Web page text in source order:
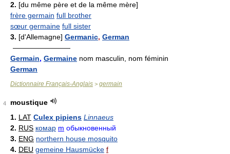
2. [du même père et de la même mère]
frère germain full brother
sœur germaine full sister
3. [d'Allemagne] Germanic, German
————————
Germain, Germaine nom masculin, nom féminin
German
Dictionnaire Français-Anglais > germain
4
moustique
1. LAT Culex pipiens Linnaeus
2. RUS комар m обыкновенный
3. ENG northern house mosquito
4. DEU gemeine Hausmücke f